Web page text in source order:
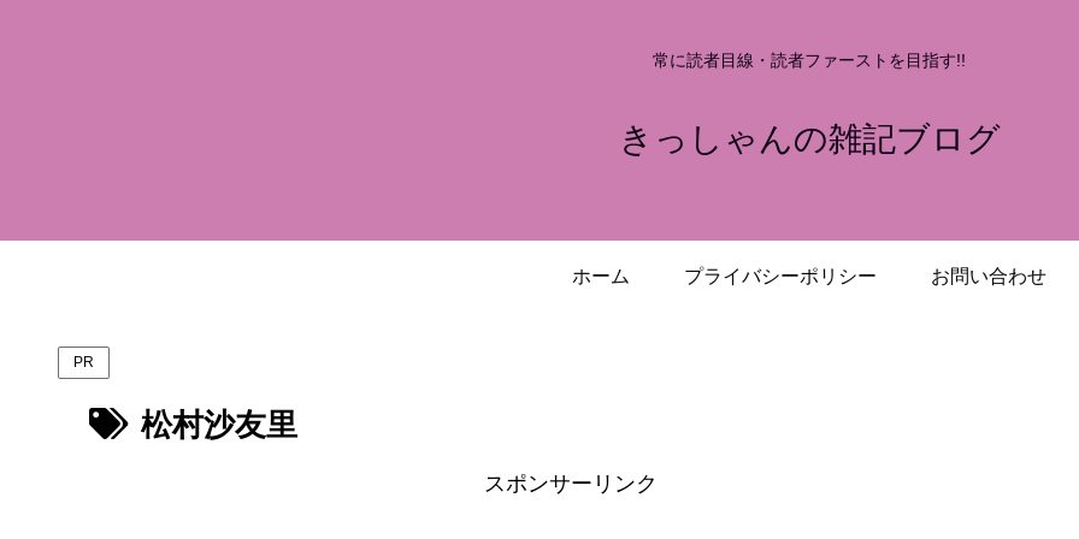
常に読者目線・読者ファーストを目指す!!
きっしゃんの雑記ブログ
ホーム プライバシーポリシー お問い合わせ
PR
松村沙友里
スポンサーリンク